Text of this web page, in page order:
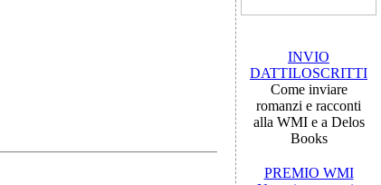
INVIO
DATTILOSCRITTI
Come inviare
romanzi e racconti
alla WMI e a Delos
Books
PREMIO WMI